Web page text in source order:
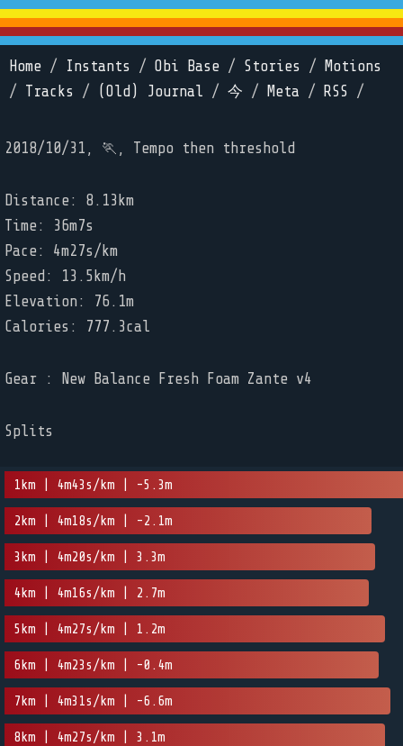
Home / Instants / Obi Base / Stories /
Motions
/ Tracks / (Old) Journal / 今 / Meta / RSS /
2018/10/31, 🏃, Tempo then threshold
Distance: 8.13km
Time: 36m7s
Pace: 4m27s/km
Speed: 13.5km/h
Elevation: 76.1m
Calories: 777.3cal
Gear : New Balance Fresh Foam Zante v4
Splits
1km | 4m43s/km | -5.3m
2km | 4m18s/km | -2.1m
3km | 4m20s/km | 3.3m
4km | 4m16s/km | 2.7m
5km | 4m27s/km | 1.2m
6km | 4m23s/km | -0.4m
7km | 4m31s/km | -6.6m
8km | 4m27s/km | 3.1m